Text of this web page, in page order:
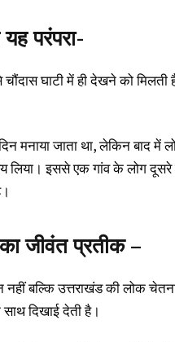
परंपरा-
घाटी में ही देखने को
मनाया जाता था, लेकिन बाद
लिया। इससे एक गांव के लोग दूसरे
जीवंत प्रतीक –
बल्कि उत्तराखंड की लोक
दिखाई देती है।